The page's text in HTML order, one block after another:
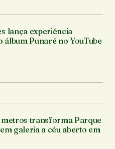
lança experiência
álbum Punaré no YouTube
transforma Parque
galeria a céu aberto em